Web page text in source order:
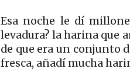
Esa noche le dí
levadura? la harina que
de que era un conjunto
fresca, añadí mucha